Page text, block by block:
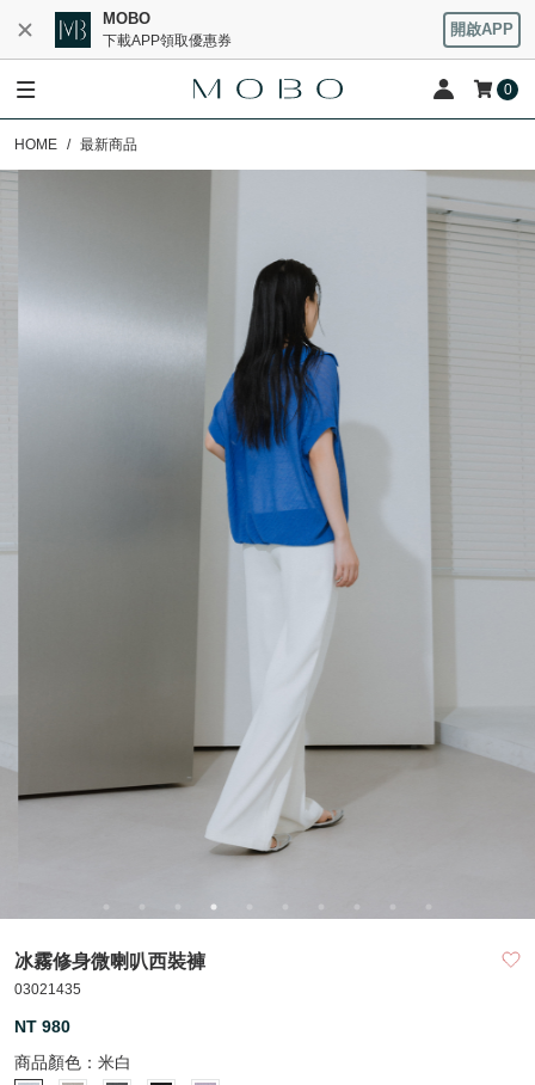
MOBO
下載APP領取優惠券
開啟APP
0
HOME 最新商品
冰霧修身微喇叭西裝褲
03021435
NT 980
商品顏色： 米白